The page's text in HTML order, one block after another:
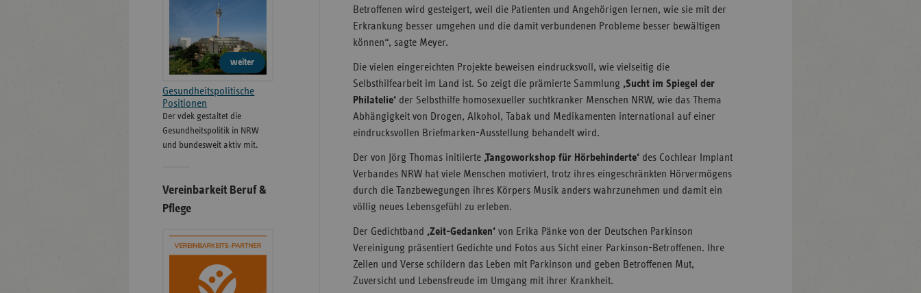
Betroffenen wird gesteigert, weil die Patienten und Angehörigen lernen, wie sie mit der
Erkrankung besser umgehen und die damit verbundenen Probleme besser bewältigen
können“, sagte Meyer.
Die vielen eingereichten Projekte beweisen eindrucksvoll, wie vielseitig die
Selbsthilfearbeit im Land ist. So zeigt die prämierte Sammlung ‚Sucht im Spiegel der
Philatelie‘ der Selbsthilfe homosexueller suchtkranker Menschen NRW, wie das Thema
Abhängigkeit von Drogen, Alkohol, Tabak und Medikamenten international auf einer
eindrucksvollen Briefmarken-Ausstellung behandelt wird.
Der von Jörg Thomas initiierte ‚Tangoworkshop für Hörbehinderte‘ des Cochlear Implant
Verbandes NRW hat viele Menschen motiviert, trotz ihres eingeschränkten Hörvermögens
durch die Tanzbewegungen ihres Körpers Musik anders wahrzunehmen und damit ein
völlig neues Lebensgefühl zu erleben.
Der Gedichtband ‚Zeit-Gedanken‘ von Erika Pänke von der Deutschen Parkinson
Vereinigung präsentiert Gedichte und Fotos aus Sicht einer Parkinson-Betroffenen. Ihre
Zeilen und Verse schildern das Leben mit Parkinson und geben Betroffenen Mut,
Zuversicht und Lebensfreude im Umgang mit ihrer Krankheit.
weiter
Gesundheitspolitische
Positionen
Der vdek gestaltet die
Gesundheitspolitik in NRW
und bundesweit aktiv mit.
Vereinbarkeit Beruf &
Pflege